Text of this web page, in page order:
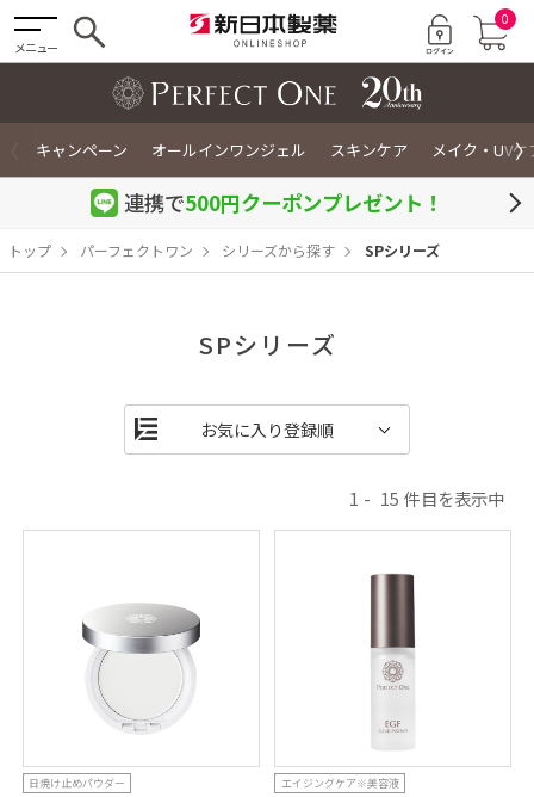
メニュー
0
キャンペーン オールインワンジェル スキンケア メイク・UVケ
〉
連携で500円クーポンプレゼント！
トップ パーフェクトワン シリーズから探す SPシリーズ
SPシリーズ
1 15
日焼け止めパウダー エイジングケア※美容液